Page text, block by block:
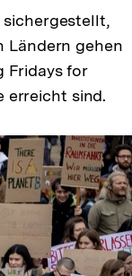
sichergestellt,
Ländern gehen
Fridays for
erreicht sind.